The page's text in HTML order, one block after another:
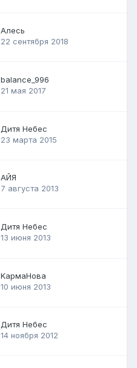
Алесь
22 сентября 2018
balance_996
21 мая 2017
Дитя Небес
23 марта 2015
АЙЯ
7 августа 2013
Дитя Небес
13 июня 2013
KармаНова
10 июня 2013
Дитя Небес
14 ноября 2012